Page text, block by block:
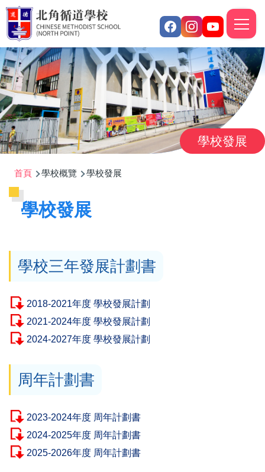
移至主內容
學校發展
導
航
連
首頁 學校概覽 學校發展
學校發展
學校三年發展計劃書
2018-2021年度 學校發展計劃
2021-2024年度 學校發展計劃
2024-2027年度 學校發展計劃
周年計劃書
2023-2024年度 周年計劃書
2024-2025年度 周年計劃書
2025-2026年度 周年計劃書